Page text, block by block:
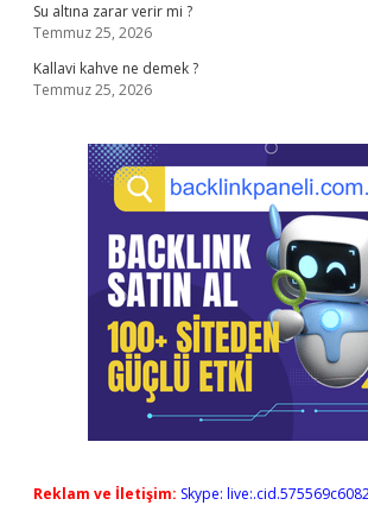
Su altına zarar verir mi ?
Temmuz 25, 2026
Kallavi kahve ne demek ?
Temmuz 25, 2026
Reklam ve İletişim: Skype: